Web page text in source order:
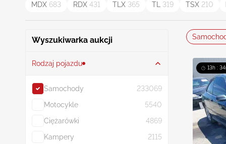
MDX 683 RDX 431 TLX 365 TL 319 TSX 210
Wyszukiwarka aukcji
Rodzaj pojazdu
Samochody
233069
Motocykle
5540
Ciężarówki
4869
Kampery
2115
13h :